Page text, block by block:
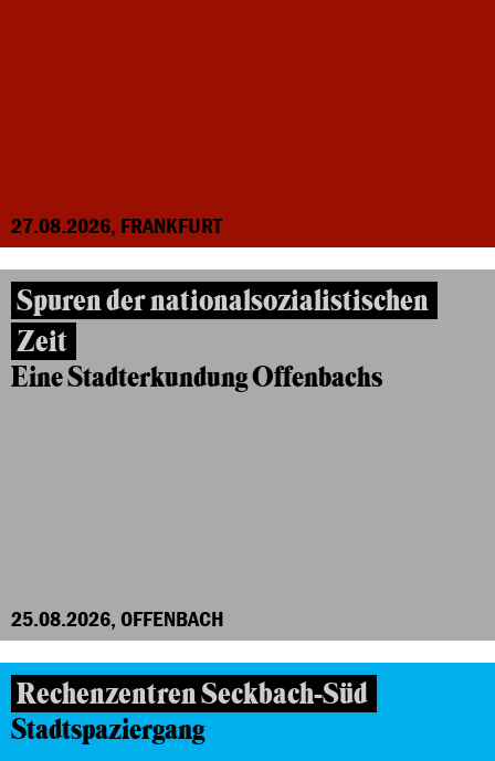
27.08.2026, FRANKFURT
Spuren der nationalsozialistischen
Zeit
Eine Stadterkundung Offenbachs
25.08.2026, OFFENBACH
Rechenzentren Seckbach-Süd
Stadtspaziergang